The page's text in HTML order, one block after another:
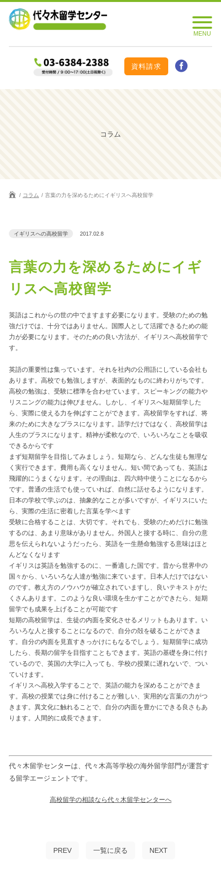
資料請求
コラム
コラム 言葉の力を深めるためにイギリスへ高校留学
イギリスへの高校留学 2017.02.8
言葉の力を深めるためにイギ
リスへ高校留学
英語はこれからの世の中でますます必要になります。受験のための勉
強だけでは、十分ではありません。国際人として活躍できるための能
力が必要になります。そのための良い方法が、イギリスへ高校留学で
す。
英語の重要性は集っています。それを社内の公用語にしている会社も
あります。高校でも勉強しますが、表面的なものに終わりがちです。
高校の勉強は、受験に標準を合わせています。スピーキングの能力や
リスニングの能力は伸びません。しかし、イギリスへ短期留学した
ら、実際に使える力を伸ばすことができます。高校留学をすれば、将
来のために大きなプラスになります。語学だけではなく、高校留学は
人生のプラスになります。精神が柔軟なので、いろいろなことを吸収
できるからです
まず短期留学を目指してみましょう。短期なら、どんな生徒も無理な
く実行できます。費用も高くなりません。短い間であっても、英語は
飛躍的にうまくなります。その理由は、四六時中使うことになるから
です。普通の生活でも使っていれば、自然に話せるようになります。
日本の学校で学ぶのは、抽象的なことが多いですが、イギリスにいた
ら、実際の生活に密着した言葉を学べます
受験に合格することは、大切です。それでも、受験のためだけに勉強
するのは、あまり意味がありません。外国人と接する時に、自分の意
思を伝えられないようだったら、英語を一生懸命勉強する意味はほと
んどなくなります
イギリスは英語を勉強するのに、一番適した国です。昔から世界中の
国々から、いろいろな人達が勉強に来ています。日本人だけではない
のです。教え方のノウハウが確立されていますし、良いテキストがた
くさんあります。このような良い環境を生かすことができたら、短期
留学でも成果を上げることが可能です
短期の高校留学は、生徒の内面を変化させるメリットもあります。い
ろいろな人と接することになるので、自分の殻を破ることができま
す。自分の内面を見直すきっかけにもなるでしょう。短期留学に成功
したら、長期の留学を目指すこともできます。英語の基礎を身に付け
ているので、英国の大学に入っても、学校の授業に遅れないで、つい
ていけます。
イギリスへ高校入学することで、英語の能力を深めることができま
す。高校の授業では身に付けることが難しい、実用的な言葉の力がつ
きます。異文化に触れることで、自分の内面を豊かにできる良さもあ
ります。人間的に成長できます。
代々木留学センターは、代々木高等学校の海外留学部門が運営す
る留学エージェントです。
高校留学の相談なら代々木留学センターへ
PREV 一覧に戻る NEXT